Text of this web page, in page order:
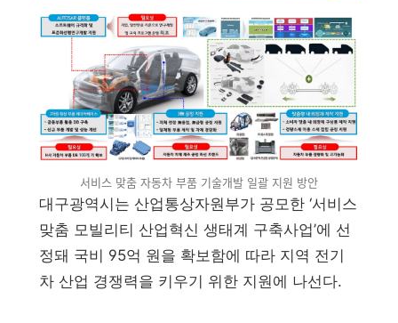
서비스 맞춤 자동차 부품 기술개발 일괄 지원 방안
대구광역시는 산업통상자원부가 공모한 ‘서비스
맞춤 모빌리티 산업혁신 생태계 구축사업’에 선
정돼 국비 95억 원을 확보함에 따라 지역 전기
차 산업 경쟁력을 키우기 위한 지원에 나선다.